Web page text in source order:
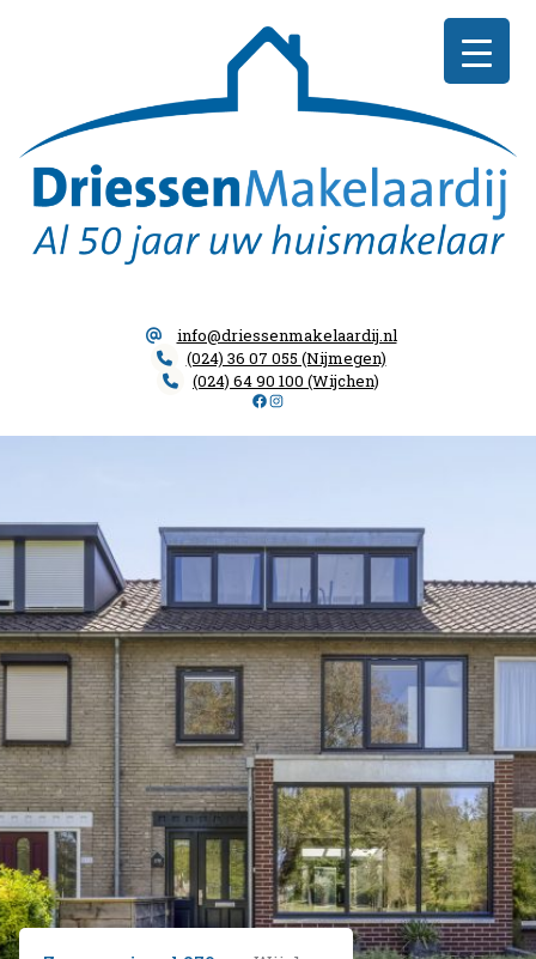
info@driessenmakelaardij.nl
(024) 36 07 055 (Nijmegen)
(024) 64 90 100 (Wijchen)
Facebook
Instagram
Driessen
Makelaardij